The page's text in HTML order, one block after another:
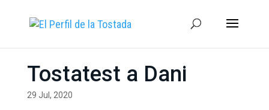
Tostatest a Dani
29 Jul, 2020